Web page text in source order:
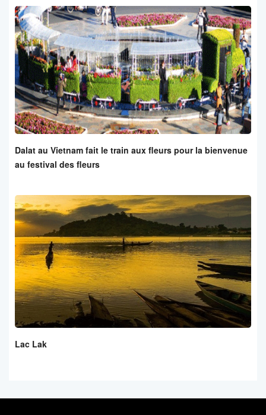
Dalat au Vietnam fait le train aux fleurs pour la bienvenue
au festival des fleurs
Lac Lak